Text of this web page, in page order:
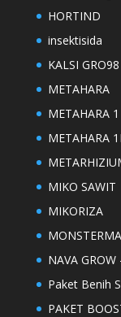
HORTIND
insektisida
KALSI GRO98
METAHARA
METAHARA
METAHARA
MIKO SAWIT
MIKORIZA
NAVA
Paket Benih
PAKET